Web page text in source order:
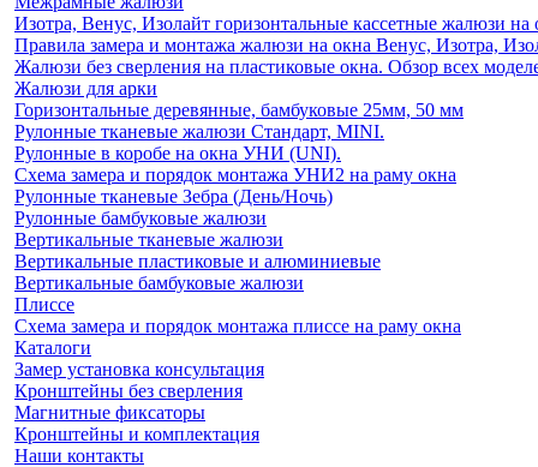
Изотра, Венус, Изолайт горизонтальные кассетные жалюзи на
Правила замера и монтажа жалюзи на окна Венус, Изотра,
Жалюзи без сверления на пластиковые окна. Обзор всех
Жалюзи для арки
Горизонтальные деревянные, бамбуковые 25мм, 50 мм
Рулонные тканевые жалюзи Стандарт, MINI.
Рулонные в коробе на окна УНИ (UNI).
Схема замера и порядок монтажа УНИ2 на раму окна
Рулонные тканевые Зебра (День/Ночь)
Рулонные бамбуковые жалюзи
Вертикальные тканевые жалюзи
Вертикальные пластиковые и алюминиевые
Вертикальные бамбуковые жалюзи
Плиссе
Схема замера и порядок монтажа плиссе на раму окна
Каталоги
Замер установка консультация
Кронштейны без сверления
Магнитные фиксаторы
Кронштейны и комплектация
Наши контакты